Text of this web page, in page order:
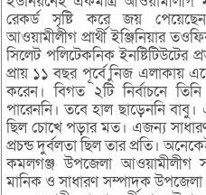
রেকর্ড সৃষ্টি করে জয়
আওয়ামীলীগ প্রার্থী ইঞ্জিনিয়ার
সিলেট পলিটেকনিক ইনষ্টিটিউটের
প্রায় ১১ বছর পূর্বে ুিনজ এলাকায়
করেন। বিগত ২টি নির্বাচনে
পারেননি। তবে হাল ছাড়েননি বাবু।
ছিল চোখে পড়ার মত। এজন্য
প্রচন্ড দুর্বলতা ছিল তার প্রতি।
কমলগঞ্জ উপজেলা আওয়ামীলীগ
মানিক ও সাধারণ সম্পাদক